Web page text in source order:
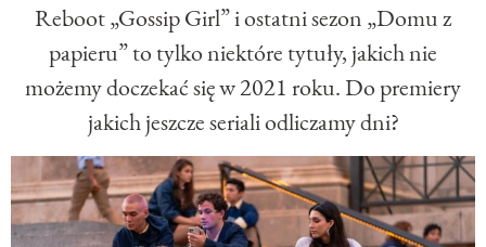
Reboot „Gossip Girl” i ostatni sezon „Domu z
papieru” to tylko niektóre tytuły, jakich nie
możemy doczekać się w 2021 roku. Do premiery
jakich jeszcze seriali odliczamy dni?